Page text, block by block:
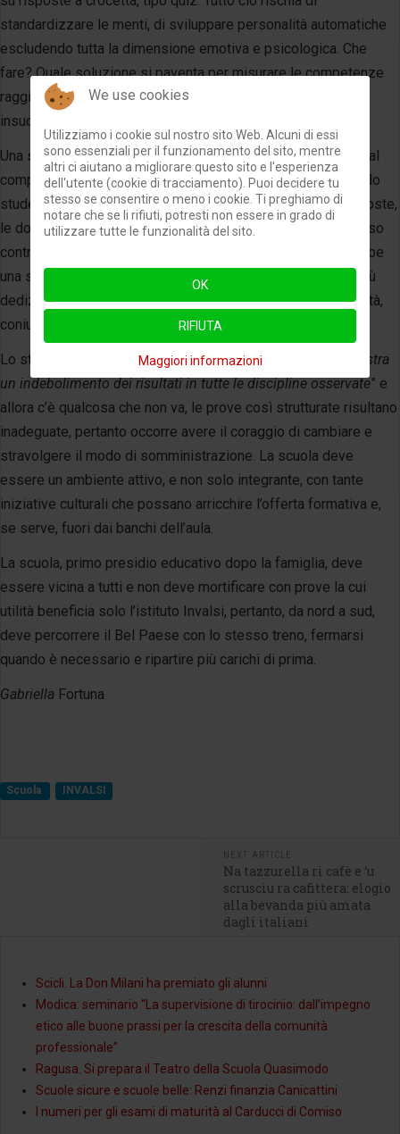
standardizzare le menti, di sviluppare personalità automatiche
escludendo tutta la dimensione emotiva e psicologica. Che
fare? Quale soluzione si paventa per misurare le competenze
raggiunte nella scuola, senza cadere in mortificazioni ed
insuccessi?
Una soluzione potrebbe essere quella di calibrare le prove al
computer, almeno negli istituti secondari, nel senso che se lo
studente già inizialmente ha difficoltà nel dare corrette risposte,
le domande automaticamente si rendono più semplici, in caso
contrario si alzerebbe il livello di difficoltà. Così sembrerebbe
una sfida da superare e l’allievo metterebbe sicuramente più
dedizione, rendendo le prove stesse più vicine ad ogni realtà,
coniugando in questo modo apprendimento e motivazione.
Lo stesso istituto ammette che, “il confronto degli esiti mostra
un indebolimento dei risultati in tutte le discipline osservate” e
allora c’è qualcosa che non va, le prove così strutturate risultano
inadeguate, pertanto occorre avere il coraggio di cambiare e
stravolgere il modo di somministrazione. La scuola deve
essere un ambiente attivo, e non solo integrante, con tante
iniziative culturali che possano arricchire l’offerta formativa e,
se serve, fuori dai banchi dell’aula.
La scuola, primo presidio educativo dopo la famiglia, deve
essere vicina a tutti e non deve mortificare con prove la cui
utilità beneficia solo l’istituto Invalsi, pertanto, da nord a sud,
deve percorrere il Bel Paese con lo stesso treno, fermarsi
quando è necessario e ripartire più carichi di prima.
Gabriella Fortuna
Scuola INVALSI
NEXT ARTICLE
Na tazzurella ri cafè e ‘u
scrusciu ra cafittera: elogio
alla bevanda più amata
dagli italiani
Scicli. La Don Milani ha premiato gli alunni
Modica: seminario “La supervisione di tirocinio: dall’impegno
etico alle buone prassi per la crescita della comunità
professionale”
Ragusa. Si prepara il Teatro della Scuola Quasimodo
Scuole sicure e scuole belle: Renzi finanzia Canicattini
I numeri per gli esami di maturità al Carducci di Comiso
We use cookies
Utilizziamo i cookie sul nostro sito Web. Alcuni di essi
sono essenziali per il funzionamento del sito, mentre
altri ci aiutano a migliorare questo sito e l'esperienza
dell'utente (cookie di tracciamento). Puoi decidere tu
stesso se consentire o meno i cookie. Ti preghiamo di
notare che se li rifiuti, potresti non essere in grado di
utilizzare tutte le funzionalità del sito.
OK
RIFIUTA
Maggiori informazioni